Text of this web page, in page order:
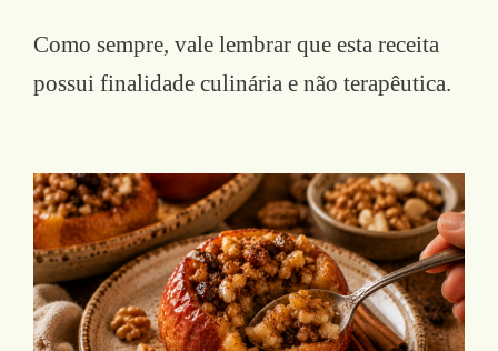
Como sempre, vale lembrar que esta receita
possui finalidade culinária e não terapêutica.